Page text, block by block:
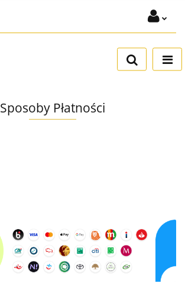
Zaloguj się
Dodaj zgłoszenie
Sposoby Płatności